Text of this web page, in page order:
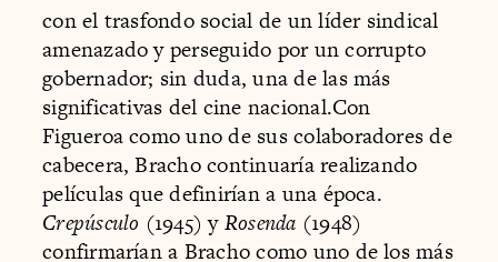
con el trasfondo social de un líder sindical
amenazado y perseguido por un corrupto
gobernador; sin duda, una de las más
significativas del cine nacional.Con
Figueroa como uno de sus colaboradores de
cabecera, Bracho continuaría realizando
películas que definirían a una época.
Crepúsculo (1945) yRosenda (1948)
confirmarían a Bracho como uno de los más